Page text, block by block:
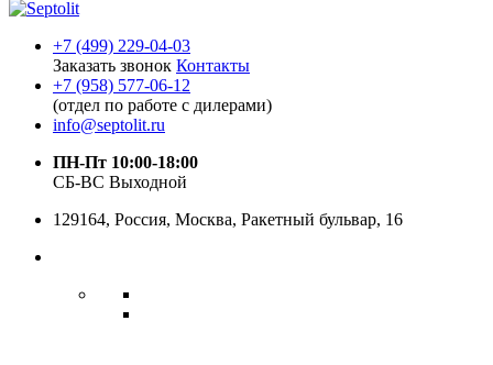
+7 (499) 229-04-03
Заказать звонок Контакты
+7 (958) 577-06-12
(отдел по работе с дилерами)
info@septolit.ru
ПН-Пт 10:00-18:00
СБ-ВС Выходной
129164, Россия, Москва, Ракетный бульвар, 16